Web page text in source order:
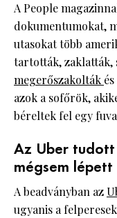
A People
dokumentumokat,
utasokat több
tartották, zaklatták,
megerőszakolták
azok a sofőrök,
béreltek fel egy
Az Uber
mégsem lépett
A beadványban az
ugyanis a